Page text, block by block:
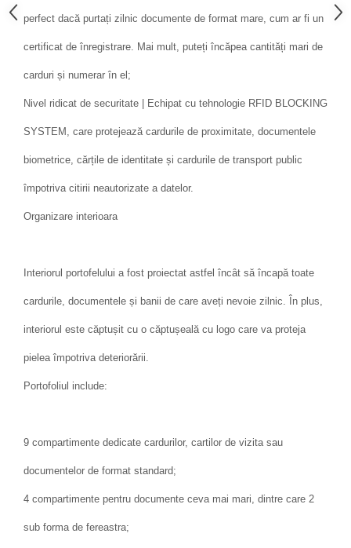
perfect dacă purtați zilnic documente de format mare, cum ar fi un
certificat de înregistrare. Mai mult, puteți încăpea cantități mari de
carduri și numerar în el;
Nivel ridicat de securitate | Echipat cu tehnologie RFID BLOCKING
SYSTEM, care protejează cardurile de proximitate, documentele
biometrice, cărțile de identitate și cardurile de transport public
împotriva citirii neautorizate a datelor.
Organizare interioara
Interiorul portofelului a fost proiectat astfel încât să încapă toate
cardurile, documentele și banii de care aveți nevoie zilnic. În plus,
interiorul este căptușit cu o căptușeală cu logo care va proteja
pielea împotriva deteriorării.
Portofoliul include:
9 compartimente dedicate cardurilor, cartilor de vizita sau
documentelor de format standard;
4 compartimente pentru documente ceva mai mari, dintre care 2
sub forma de fereastra;